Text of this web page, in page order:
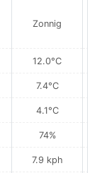
Zonnig
12.0°C
7.4°C
4.1°C
74%
7.9 kph